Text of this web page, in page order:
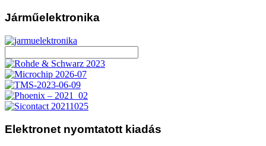
Járműelektronika
Elektronet nyomtatott kiadás